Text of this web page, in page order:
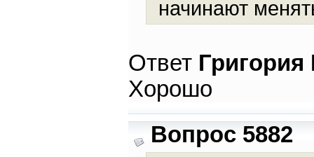
начинают
Ответ
Хорошо
Вопрос 5882